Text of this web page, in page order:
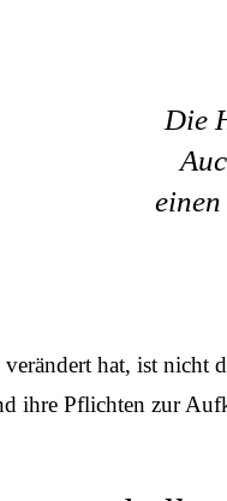
Die
hat, ist
ihre Pflichten zur